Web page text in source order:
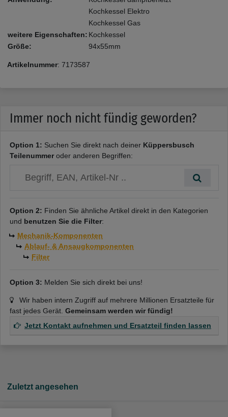
Kochkessel Elektro
Kochkessel Gas
weitere Eigenschaften: Kochkessel
Größe:
94x55mm
Artikelnummer: 7173587
Immer noch nicht fündig geworden?
Option 1: Suchen Sie direkt nach deiner Küppersbusch
Teilenummeroder anderen Begriffen:
Option 2: Finden Sie ähnliche Artikel direkt in den Kategorien
und benutzen Sie die Filter:
Mechanik-Komponenten
Ablauf- & Ansaugkomponenten
Filter
Option 3: Melden Sie sich direkt bei uns!
Wir haben intern Zugriff auf mehrere Millionen Ersatzteile für
fast jedes Gerät. Gemeinsam werden wir fündig!
Jetzt Kontakt aufnehmen und Ersatzteil finden lassen
Zuletzt angesehen